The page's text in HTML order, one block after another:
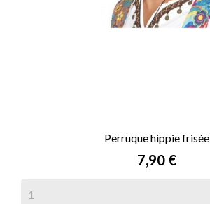
Perruque hippie frisée
Prix
7,90 €